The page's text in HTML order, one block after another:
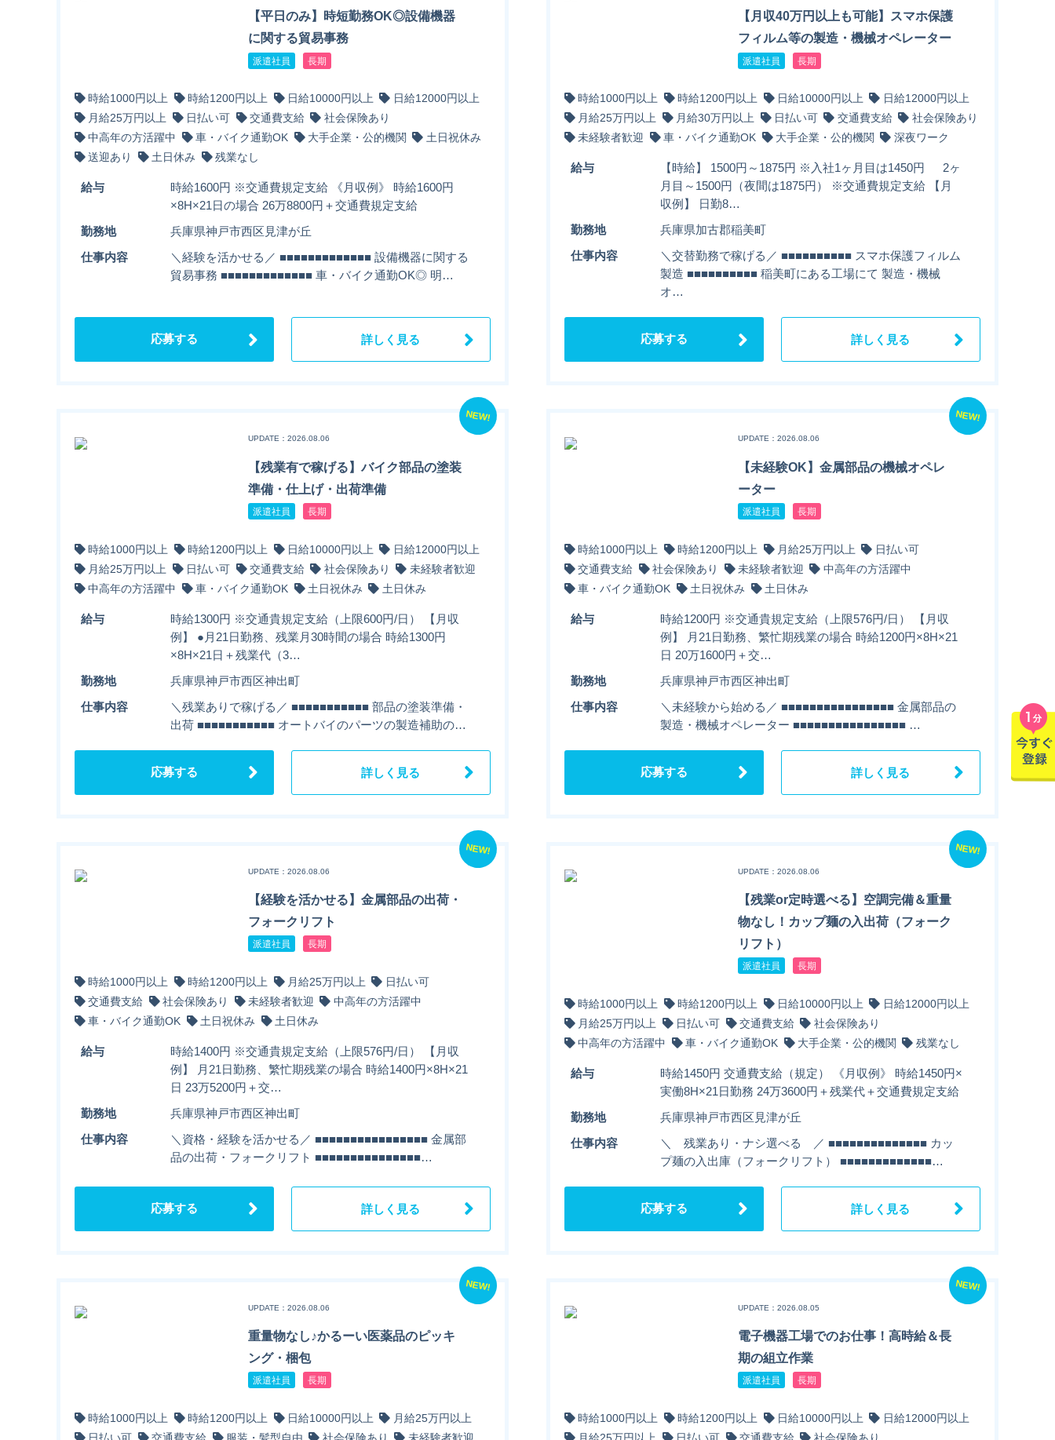
【平日のみ】時短勤務OK◎設備機器
に関する貿易事務
派遣社員 長期
時給1000円以上 時給1200円以上 日給10000円以上
日給12000円以上
月給25万円以上
日払い可 交通費支給
社会保険あり
中高年の方活躍中
車・バイク通勤OK 大手企業・公的機関
土日祝休み
送迎あり
土日休み 残業なし
給与
時給1600円 ※交通費規定支給 《月収例》 時給1600円
×8H×21日の場合 26万8800円＋交通費規定支給
勤務地 兵庫県神戸市西区見津が丘
仕事内容
＼経験を活かせる／ ■■■■■■■■■■■■■ 設備機器に関する
貿易事務 ■■■■■■■■■■■■■ 車・バイク通勤OK◎ 明…
応募する 詳しく見る
【月収40万円以上も可能】スマホ保護
フィルム等の製造・機械オペレーター
派遣社員 長期
時給1000円以上 時給1200円以上 日給10000円以上
日給12000円以上
月給25万円以上
月給30万円以上 日払い可 交通費支給
社会保険あり
未経験者歓迎
車・バイク通勤OK 大手企業・公的機関 深夜ワーク
給与
【時給】 1500円～1875円 ※入社1ヶ月目は1450円 2ヶ
月目～1500円（夜間は1875円） ※交通費規定支給 【月
収例】 日勤8…
勤務地 兵庫県加古郡稲美町
仕事内容
＼交替勤務で稼げる／ ■■■■■■■■■■ スマホ保護フィルム
製造 ■■■■■■■■■■ 稲美町にある工場にて 製造・機械
オ…
応募する 詳しく見る
NEW!
UPDATE：2026.08.06
【残業有で稼げる】バイク部品の塗装
準備・仕上げ・出荷準備
派遣社員 長期
時給1000円以上 時給1200円以上 日給10000円以上
日給12000円以上
月給25万円以上
日払い可 交通費支給 社会保険あり
未経験者歓迎
中高年の方活躍中
車・バイク通勤OK 土日祝休み 土日休み
給与
時給1300円 ※交通貴規定支給（上限600円/日） 【月収
例】 ●月21日勤務、残業月30時間の場合 時給1300円
×8H×21日＋残業代（3…
勤務地 兵庫県神戸市西区神出町
仕事内容
＼残業ありで稼げる／ ■■■■■■■■■■■ 部品の塗装準備・
出荷 ■■■■■■■■■■■ オートバイのパーツの製造補助の…
応募する 詳しく見る
NEW!
UPDATE：2026.08.06
【未経験OK】金属部品の機械オペレ
ーター
派遣社員 長期
時給1000円以上 時給1200円以上 月給25万円以上
日払い可
交通費支給
社会保険あり 未経験者歓迎
中高年の方活躍中
車・バイク通勤OK
土日祝休み 土日休み
給与
時給1200円 ※交通貴規定支給（上限576円/日） 【月収
例】 月21日勤務、繁忙期残業の場合 時給1200円×8H×21
日 20万1600円＋交…
勤務地 兵庫県神戸市西区神出町
仕事内容
＼未経験から始める／ ■■■■■■■■■■■■■■■■ 金属部品の
製造・機械オペレーター ■■■■■■■■■■■■■■■■ …
応募する 詳しく見る
NEW!
UPDATE：2026.08.06
【経験を活かせる】金属部品の出荷・
フォークリフト
派遣社員 長期
時給1000円以上 時給1200円以上 月給25万円以上
日払い可
交通費支給
社会保険あり 未経験者歓迎
中高年の方活躍中
車・バイク通勤OK
土日祝休み 土日休み
給与
時給1400円 ※交通貴規定支給（上限576円/日） 【月収
例】 月21日勤務、繁忙期残業の場合 時給1400円×8H×21
日 23万5200円＋交…
勤務地 兵庫県神戸市西区神出町
仕事内容
＼資格・経験を活かせる／ ■■■■■■■■■■■■■■■■ 金属部
品の出荷・フォークリフト ■■■■■■■■■■■■■■■…
応募する 詳しく見る
NEW!
UPDATE：2026.08.06
【残業or定時選べる】空調完備＆重量
物なし！カップ麺の入出荷（フォーク
リフト）
派遣社員 長期
時給1000円以上 時給1200円以上 日給10000円以上
日給12000円以上
月給25万円以上
日払い可 交通費支給
社会保険あり
中高年の方活躍中
車・バイク通勤OK 大手企業・公的機関 残業なし
給与
時給1450円 交通費支給（規定） 《月収例》 時給1450円×
実働8H×21日勤務 24万3600円＋残業代＋交通費規定支給
勤務地 兵庫県神戸市西区見津が丘
仕事内容
＼ 残業あり・ナシ選べる ／ ■■■■■■■■■■■■■■ カッ
プ麺の入出庫（フォークリフト） ■■■■■■■■■■■■■…
応募する 詳しく見る
NEW!
UPDATE：2026.08.06
重量物なし♪かるーい医薬品のピッキ
ング・梱包
派遣社員 長期
時給1000円以上 時給1200円以上 日給10000円以上
月給25万円以上
NEW!
UPDATE：2026.08.05
電子機器工場でのお仕事！高時給＆長
期の組立作業
派遣社員 長期
時給1000円以上 時給1200円以上 日給10000円以上
日給12000円以上